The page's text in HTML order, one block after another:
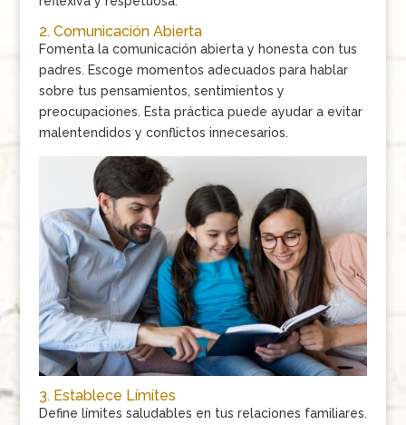
2. Comunicación Abierta
Fomenta la comunicación abierta y honesta con tus
padres. Escoge momentos adecuados para hablar
sobre tus pensamientos, sentimientos y
preocupaciones. Esta práctica puede ayudar a evitar
malentendidos y conflictos innecesarios.
3. Establece Límites
Define límites saludables en tus relaciones familiares.